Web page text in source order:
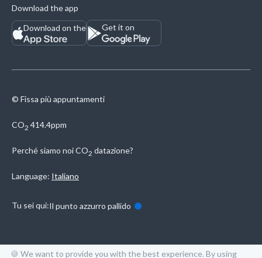
Download the app
Download on the
Get it on
© Fissa più appuntamenti
CO2 414.4ppm
Perché siamo noiCO2 datazione?
Language: Italiano
Tu sei qui:Il punto azzurro pallido
🍪 We want to provide you with the best experience. By using